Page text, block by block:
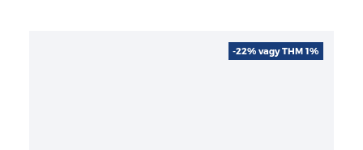
-22% vagy THM 1%